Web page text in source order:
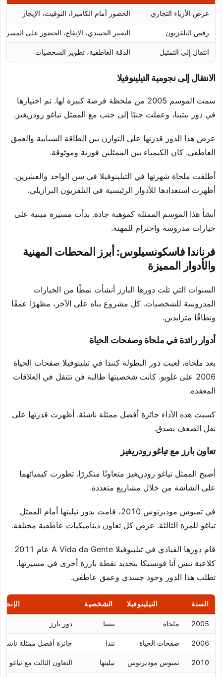
عرض الأزياء التجاري الحضور أمام الكاميرا، التوقيت، الإيجاز
رقص التلفزيون التعبير الجسدي، الإيقاع، الحضور على المسرح
انتقال إلى التمثيل الدقة العاطفية، تطوير الشخصيات
الانتقال إلى نجومية التيلينوفيلا
سمت الموسم 2005 من ملحظة فرصة كبيرة لها. تم اختيارها
في دور بيتينا، وعملت جنبًا إلى جنب مع الممثل تياغو رودريغيز.
عرض هذا الدور قدرتها على التوازن بين الطاقة الشبابية والعمق
العاطفي. كان الكيمياء بين الممثلين فورية وموثوقة.
أطلقت ملحاة شهرتها في التيلينوفيلا في سن الواحد والعشرين.
أظهرت استعدادها للأدوار الرئيسية في التلفزيون البرازيلي.
أنشأ هذا الموسم الممثلة كموهبة جادة. بدأت مسيرة مبنية على
خيارات مدروسة واحترام للمهنة.
فرناندا فاسكونسيلوس: أبرز المحطات المهنية
والأدوار المميزة
السنوات التي تلت دورها البارز أنشأت نمطًا من الخيارات
المدروسة للشخصيات. كل مشروع بناه على الآخر، مظهرًا عمقًا
ونطاقًا متزايدين.
أدوار رائدة في ملحاة وصفحات الحياة
بعد ملحاة، لعبت دور البطولة كنندا في تيلينوفيلا صفحات الحياة
2006 على غلوبو. كانت شخصيتها طالبة فن تتنقل في العلاقات
المعقدة.
كسبت هذه الأداء جائزة أفضل ممثلة ناشئة. أظهرت قدرتها على
نقل الضعف بصدق.
تعاون بارز مع تياغو رودريغيز
أصبح الممثل تياغو رودريغيز متعاونًا متكررًا. تطورت كيميائهما
على الشاشة من خلال مشاريع متعددة.
في تمبوس موديرنوس 2010، قامت بدور نيلينها أمام الممثل
تياغو للمرة الثالثة. عرض كل تعاون ديناميكيات عاطفية مختلفة.
قام دورها القيادي في تيلينوفيلا A Vida da Gente عام 2011
كلاعبة تنس آنا فونسيكا بتحديد نقطة بارزة أخرى في مسيرتها.
تطلب هذا الدور وجود جسدي وعمق عاطفي.
السنة التيلينوفيلا الشخصية
2005 ملحاة بيتينا دور بارز
2006 صفحات الحياة نندا جائزة أفضل ممثلة ناشئة
2010 تمبوس موديرنوس نيلينها التعاون الثالث مع تياغو